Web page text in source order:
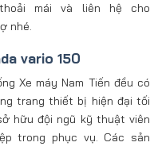
mái và liên hệ cho
nhé.
vario 150
Xe máy Nam Tiến đều có
trang thiết bị hiện đại tối
hữu đội ngũ kỹ thuật viên
trong phục vụ. Các sản